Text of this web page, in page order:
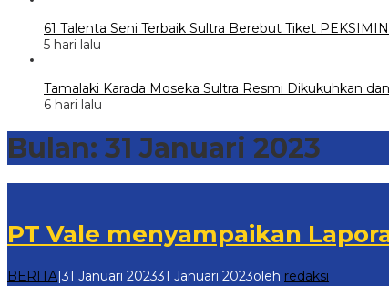
61 Talenta Seni Terbaik Sultra Berebut Tiket
5 hari lalu
Tamalaki Karada Moseka Sultra Resmi Dikukuhkan
6 hari lalu
Bulan: 31 Januari 2023
PT Vale menyampaikan
BERITA |31 Januari 202331 Januari 2023oleh redaksi